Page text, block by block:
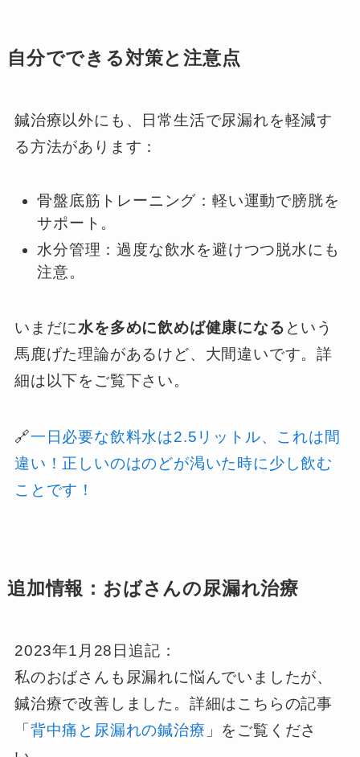
自分でできる対策と注意点
鍼治療以外にも、日常生活で尿漏れを軽減す
る方法があります：
骨盤底筋トレーニング：軽い運動で膀胱を
サポート。
水分管理：過度な飲水を避けつつ脱水にも
注意。
いまだに水を多めに飲めば健康になる という
馬鹿げた理論があるけど、大間違いです。詳
細は以下をご覧下さい。
🔗一日必要な飲料水は2.5リットル、これは間
違い！正しいのはのどが渇いた時に少し飲む
ことです！
追加情報：おばさんの尿漏れ治療
2023年1月28日追記：
私のおばさんも尿漏れに悩んでいましたが、
鍼治療で改善しました。詳細はこちらの記事
「 背中痛と尿漏れの鍼治療 」をご覧くださ